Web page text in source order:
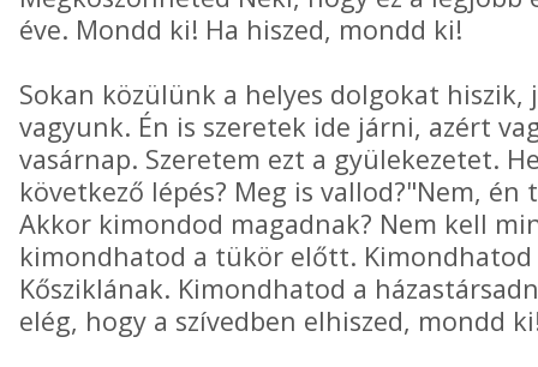
éve. Mondd ki! Ha hiszed, mondd ki!
Sokan közülünk a helyes dolgokat hiszik,
vagyunk. Én is szeretek ide járni, azért
vasárnap. Szeretem ezt a gyülekezetet.
következő lépés? Meg is vallod?"Nem,
Akkor kimondod magadnak? Nem kell
kimondhatod a tükör előtt. Kimondhatod
Kősziklának. Kimondhatod a
elég, hogy a szívedben elhiszed, mondd